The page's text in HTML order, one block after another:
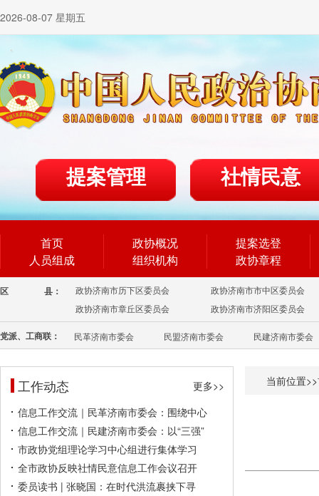
2026-08-07 星期五
提案管理 社情民意
首页
人员组成
政协概况
组织机构
提案选登
政协章程
区 县： 政协济南市历下区委员会
政协济南市市中区委员会
政协济南市章丘区委员会
政协济南市济阳区委员会
党派、工商联： 民革济南市委会 民盟济南市委会 民建济南市委会
工作动态
更多>>
信息工作交流｜民革济南市委会：围绕中心
信息工作交流｜民建济南市委会：以“三强”
市政协党组理论学习中心组进行集体学习
全市政协反映社情民意信息工作会议召开
委员读书 | 张晓国：在时代洪流裹挟下寻
当前位置>>